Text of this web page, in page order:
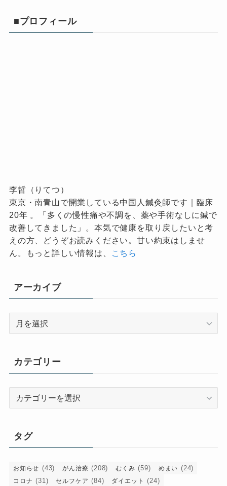
■プロフィール
李哲（りてつ）
東京・南青山で開業している中国人鍼灸師です｜臨床
20年 。「多くの慢性痛や不調を、薬や手術なしに鍼で
改善してきました」。本気で健康を取り戻したいと考
えの方、どうぞお読みください。甘い約束はしませ
ん。もっと詳しい情報は、
こちら
アーカイブ
ブ
カテゴリー
ー
タグ
お知らせ (43) がん治療 (208) むくみ (59) めまい (24)
コロナ (31) セルフケア (84) ダイエット (24)